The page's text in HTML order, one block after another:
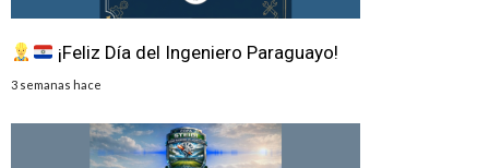
¡Feliz Día del Ingeniero Paraguayo!
3 semanas hace